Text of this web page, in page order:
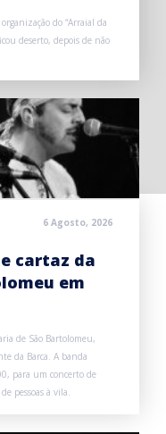
do “Arraial da
deserto, depois de não
6 Agosto, 2026
cartaz da
em
de São Bartolomeu,
da Barca. A banda
para um concerto de
pessoas à vila.